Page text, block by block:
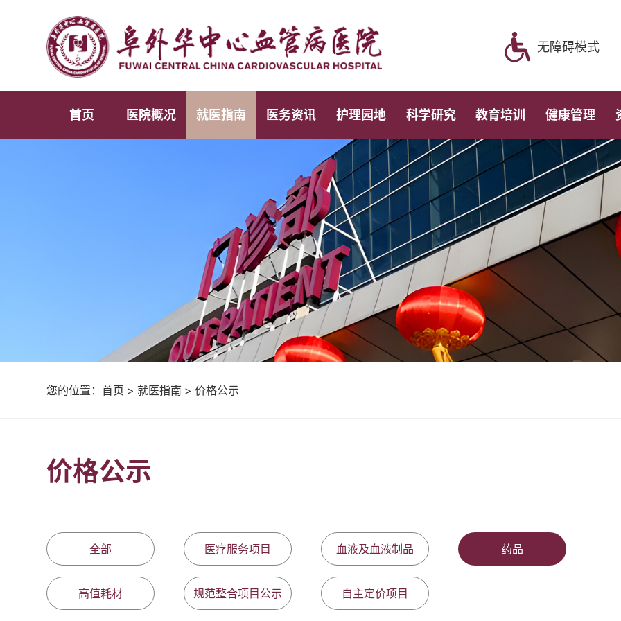
无障碍模式
首页 医院概况 就医指南 医务资讯 护理园地 科学研究 教育培训 健康管理
您的位置：首页 > 就医指南 > 价格公示
价格公示
全部 医疗服务项目 血液及血液制品 药品
高值耗材 规范整合项目公示 自主定价项目